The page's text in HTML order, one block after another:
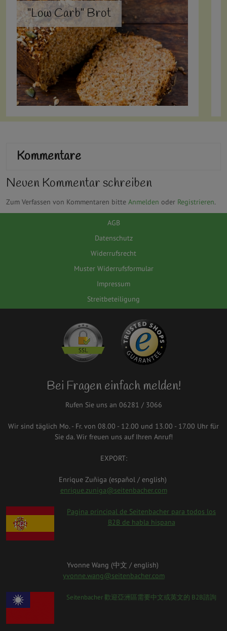
"Low Carb" Brot
Kommentare
Neuen Kommentar schreiben
Zum Verfassen von Kommentaren bitte Anmelden oder Registrieren.
AGB
Datenschutz
Widerrufsrecht
Muster Widerrufsformular
Impressum
Streitbeteiligung
Bei Fragen einfach melden!
Rufen Sie uns an 06281 / 3066
Wir sind täglich Mo. - Fr. von 08.00 - 12.00 und 13.00 - 17.00 Uhr für
Sie da. Wir freuen uns auf Ihren Anruf!
EXPORT:
Enrique Zuñiga (español / english)
enrique.zuniga@seitenbacher.com
spanien.png
Pagina principal de Seitenbacher para todos los
B2B de habla hispana
Yvonne Wang (中⽂ / english)
yvonne.wang@seitenbacher.com
taiwan_0.pngSeitenbacher 歡迎亞洲區需要中⽂或英⽂的 B2B諮詢